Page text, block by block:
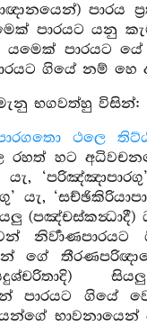
පාරය
පාරයට යනු
යමෙක් පාරයට
ගියේ නම් හෙ ද
භගවත්හු විසින්:
ථලෙ
රහත් හට
යැ,
යැ,
(පඤ්චස්කන්‍ධාදී)
ගේ
පාරයට ගියේ